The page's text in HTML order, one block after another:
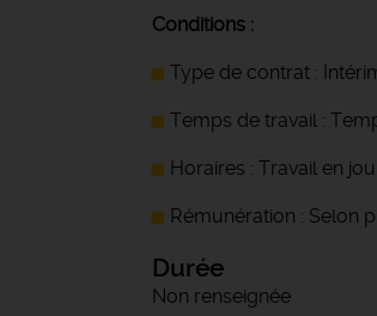
Conditions :
Type de contrat :
Temps de travail :
Horaires : Travail en
Rémunération : Selon
Durée
Non renseignée